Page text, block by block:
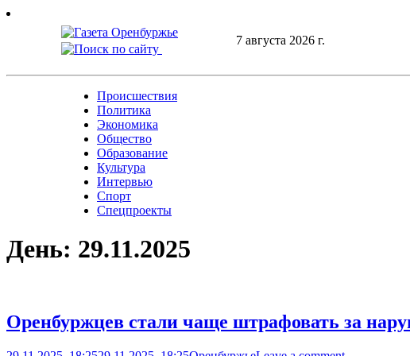
Skip
7 августа 2026 г.
Происшествия
Политика
Экономика
Общество
Образование
Культура
Интервью
Спорт
Спецпроекты
День: 29.11.2025
Оренбуржцев стали чаще штрафовать за